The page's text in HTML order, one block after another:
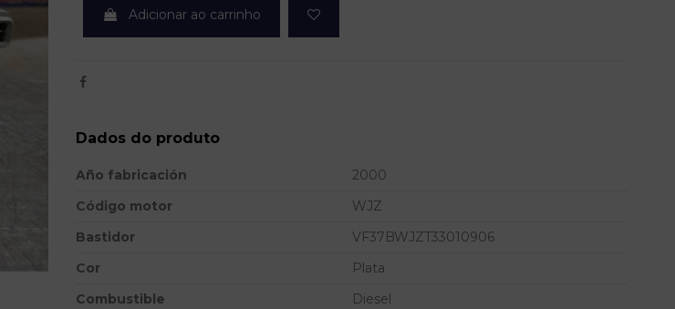
Adicionar ao carrinho
Dados do produto
Año fabricación
2000
Código motor
WJZ
Bastidor
VF37BWJZT33010906
Cor
Plata
Combustible
Diesel